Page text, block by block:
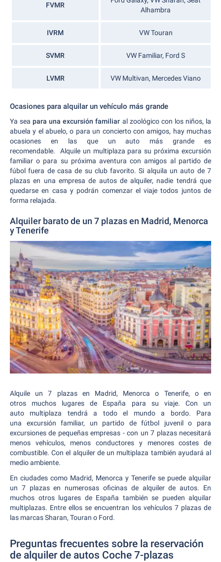
FVMR
Alhambra
IVRM VW Touran
SVMR VW Familiar, Ford S
LVMR VW Multivan, Mercedes Viano
Ocasiones para alquilar un vehículo más grande
Ya seapara una excursión familiar al zoológico con los niños, la
abuela y el abuelo, o para un concierto con amigos, hay muchas
ocasiones en las que un auto más grande es
recomendable. Alquile un multiplaza para su próxima excursión
familiar o para su próxima aventura con amigos al partido de
fúbol fuera de casa de su club favorito. Si alquila un auto de 7
plazas en una empresa de autos de alquiler, nadie tendrá que
quedarse en casa y podrán comenzar el viaje todos juntos de
forma relajada.
Alquiler barato de un 7 plazas en Madrid, Menorca
y Tenerife
Alquile un 7 plazas en Madrid, Menorca o Tenerife, o en
otros muchos lugares de España para su viaje. Con un
auto multiplaza tendrá a todo el mundo a bordo. Para
una excursión familiar, un partido de fútbol juvenil o para
excursiones de pequeñas empresas - con un 7 plazas necesitará
menos vehículos, menos conductores y menores costes de
combustible. Con el alquiler de un multiplaza también ayudará al
medio ambiente.
En ciudades como Madrid, Menorca y Tenerife se puede alquilar
un 7 plazas en numerosas oficinas de alquiler de autos. En
muchos otros lugares de España también se pueden alquilar
multiplazas. Entre ellos se encuentran los vehículos 7 plazas de
las marcas Sharan, Touran o Ford.
Preguntas frecuentes sobre la reservación
de alquiler de autos Coche 7-plazas